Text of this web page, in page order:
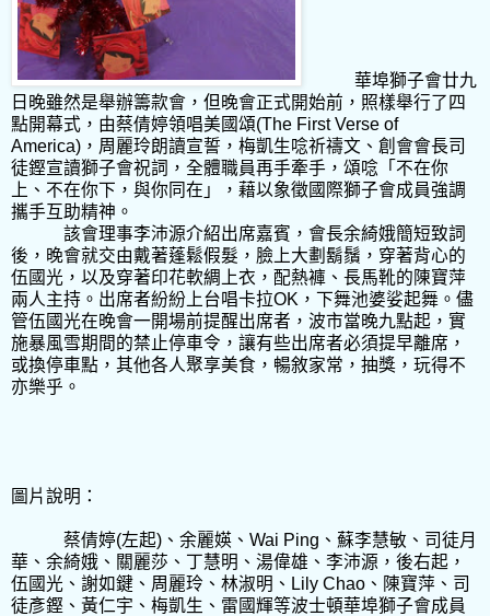
華埠獅子會廿九
日晚雖然是舉辦籌款會，但晚會正式開始前，照樣舉行了四
點開幕式，由蔡倩婷領唱美國頌(The First Verse of
America) ，周麗玲朗讀宣誓，梅凱生唸祈禱文、創會會長司
徒鏗宣讀獅子會祝詞，全體職員再手牽手，頌唸「不在你
上、不在你下，與你同在」，藉以象徵國際獅子會成員強調
攜手互助精神。
該會理事李沛源介紹出席嘉賓，會長余綺娥簡短致詞
後，晚會就交由戴著蓬鬆假髮，臉上大劃鬍鬚，穿著背心的
伍國光，以及穿著印花軟綢上衣，配熱褲、長馬靴的陳寶萍
兩人主持。出席者紛紛上台唱卡拉OK ，下舞池婆娑起舞。儘
管伍國光在晚會一開場前提醒出席者，波市當晚九點起，實
施暴風雪期間的禁止停車令，讓有些出席者必須提早離席，
或換停車點，其他各人聚享美食，暢敘家常，抽獎，玩得不
亦樂乎。
圖片說明：
蔡倩婷(左起) 、余麗媖、 Wai Ping 、蘇李慧敏、司徒月
華、余綺娥、關麗莎、丁慧明、湯偉雄、李沛源，後右起，
伍國光、謝如鍵、周麗玲、林淑明、 Lily Chao 、陳寶萍、司
徒彥鏗、黃仁宇、梅凱生、雷國輝等波士頓華埠獅子會成員